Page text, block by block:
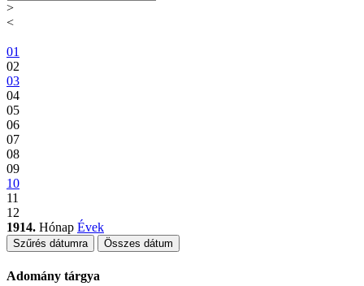
>
<
01
02
03
04
05
06
07
08
09
10
11
12
1914. Hónap Évek
Szűrés dátumra Összes dátum
Adomány tárgya